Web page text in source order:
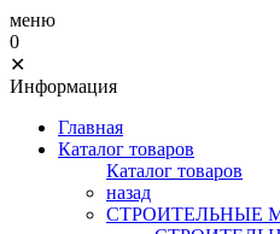
меню
0
✕
Информация
Главная
Каталог товаров
Каталог товаров
назад
СТРОИТЕЛЬНЫЕ